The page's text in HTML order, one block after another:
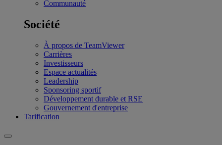
Communauté
Société
À propos de TeamViewer
Carrières
Investisseurs
Espace actualités
Leadership
Sponsoring sportif
Développement durable et RSE
Gouvernement d'entreprise
Tarification